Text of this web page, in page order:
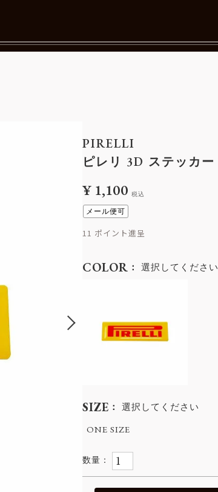
メルマガ購読
リクルート
PIRELLI
ピレリ 3D ステッカー
¥ 1,100 税込
メール便可
11
SIZE 選択してください
ONE SIZE
COLOR 選択してください